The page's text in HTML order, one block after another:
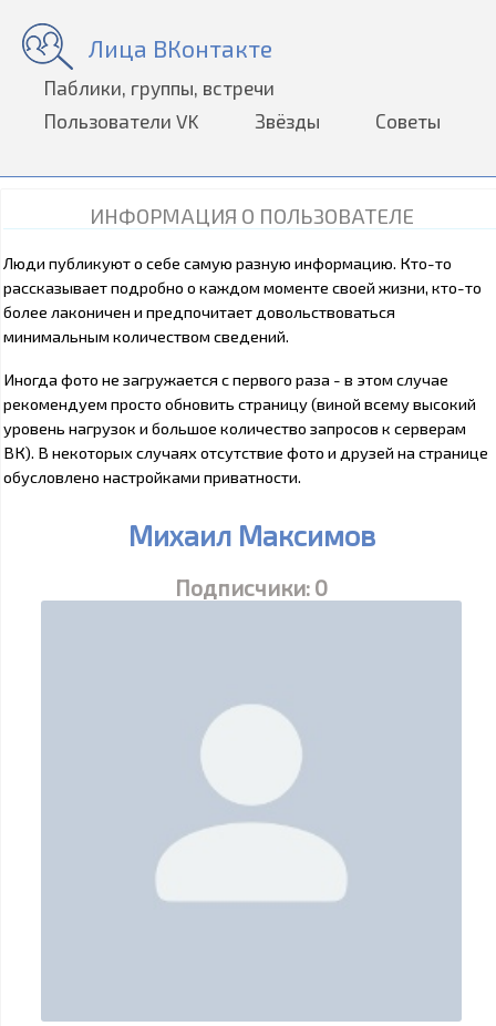
Лица ВКонтакте
Паблики, группы, встречи
Пользователи VK
Звёзды Советы
ИНФОРМАЦИЯ О ПОЛЬЗОВАТЕЛЕ
Люди публикуют о себе самую разную информацию. Кто-то
рассказывает подробно о каждом моменте своей жизни, кто-то
более лаконичен и предпочитает довольствоваться
минимальным количеством сведений.
Иногда фото не загружается с первого раза - в этом случае
рекомендуем просто обновить страницу (виной всему высокий
уровень нагрузок и большое количество запросов к серверам
ВК). В некоторых случаях отсутствие фото и друзей на странице
обусловлено настройками приватности.
Михаил Максимов
Подписчики: 0